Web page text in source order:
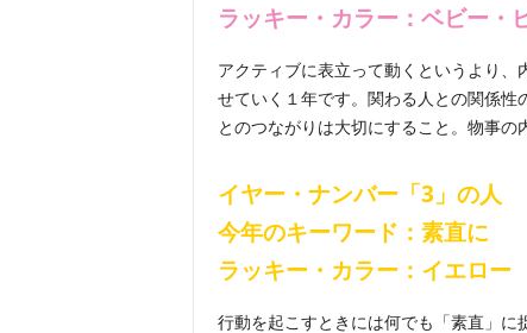
ラッキー・カラー：ベビー・
アクティブに表立って動くというより
せていく１年です。関わる人との関係
とのつながりは大切にすること。物事の
イヤー・ナンバー「3」の人
今年のキーワード：素直に
ラッキー・カラー： イエロー
行動を起こすときには何でも「素直」に